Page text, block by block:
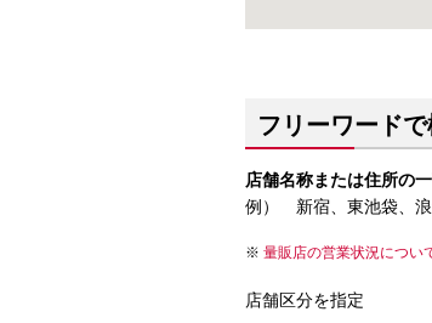
フリーワード
店舗名称または住所の
例） 新宿、東池袋、
量販店の営業状況につい
店舗区分を指定